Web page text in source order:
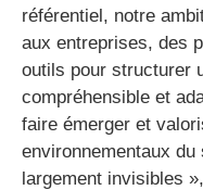
référentiel, notre
aux entreprises, des
outils pour structurer
compréhensible et
faire émerger et
environnementaux
largement invisibles